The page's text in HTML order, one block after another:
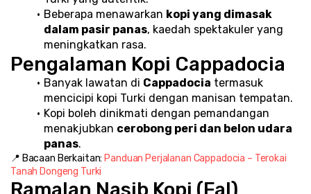
Beberapa menawarkan kopi yang dimasak
dalam pasir panas, kaedah spektakuler yang
meningkatkan rasa.
Pengalaman Kopi Cappadocia
Banyak lawatan di Cappadocia termasuk
mencicipi kopi Turki dengan manisan tempatan.
Kopi boleh dinikmati dengan pemandangan
menakjubkan cerobong peri dan belon udara
panas.
📍 Bacaan Berkaitan: Panduan Perjalanan Cappadocia – Terokai
Tanah Dongeng Turki